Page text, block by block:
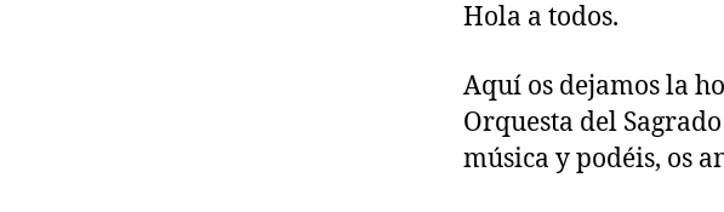
Hola a todos.
Aquí os dejamos la
Orquesta del
música y podéis, os